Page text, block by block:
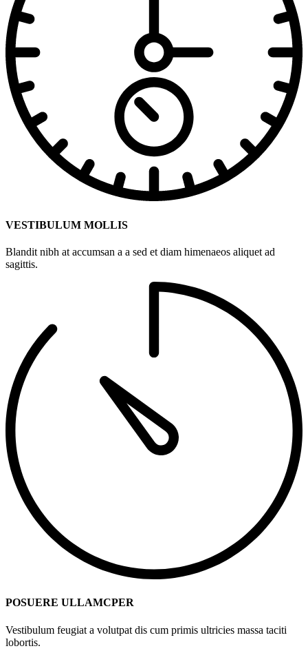
VESTIBULUM MOLLIS
Blandit nibh at accumsan a a sed et diam himenaeos aliquet ad
sagittis.
POSUERE ULLAMCPER
Vestibulum feugiat a volutpat dis cum primis ultricies massa taciti
lobortis.